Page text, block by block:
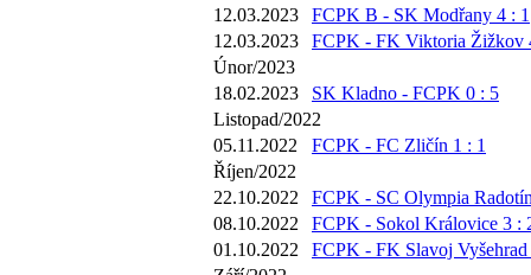
12.03.2023
FCPK B - SK Modřany 4 : 1
12.03.2023
FCPK - FK Viktoria Žižkov
Únor/2023
18.02.2023
SK Kladno - FCPK 0 : 5
Listopad/2022
05.11.2022
FCPK - FC Zličín 1 : 1
Říjen/2022
22.10.2022
FCPK - SC Olympia
08.10.2022
FCPK - Sokol Královice 3 :
01.10.2022
FCPK - FK Slavoj Vyšehrad